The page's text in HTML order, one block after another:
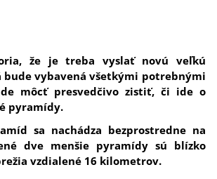
že je treba vyslať novú veľkú
vybavená všetkými potrebnými
môcť presvedčivo zistiť, či ide o
pyramídy.
sa nachádza bezprostredne na
dve menšie pyramídy sú blízko
vzdialené 16 kilometrov.